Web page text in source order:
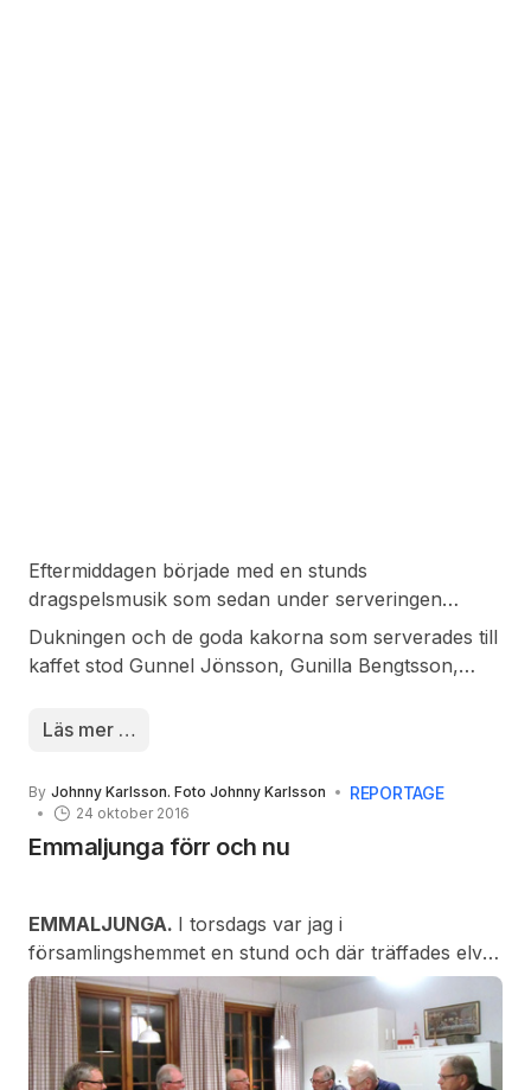
Eftermiddagen började med en stunds
dragspelsmusik som sedan under serveringen
övertogs av ett härligt sorl av glada röster från de
besökande men tystnaden infann sig när man
började äta av den utsökta maten som alla gillade.
Dukningen och de goda kakorna som serverades till
kaffet stod Gunnel Jönsson, Gunilla Bengtsson,
Läs mer …
By Johnny Karlsson. Foto Johnny Karlsson REPORTAGE
24 oktober 2016
Emmaljunga förr och nu
EMMALJUNGA. I torsdags var jag i
församlingshemmet en stund och där träffades elva
glada Emmaljungabor (inkl undertecknad). Under en
timme med foton från 1900 talet och goda vänner
som verkligen älskar sin hembygd, så fick vi många
minnen att vårda.